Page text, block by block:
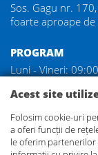
Sos. Gagu nr.
foarte aproape de
PROGRAM
Luni - Vineri:
Duminica: inchis
Acest site
Folosim cookie-uri
a oferi funcții de
le oferim partenerilor